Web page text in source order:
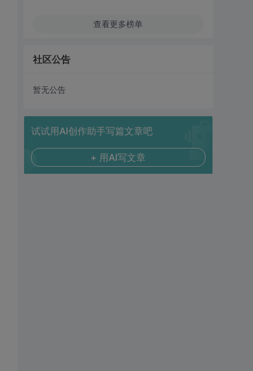
查看更多榜单
社区公告
暂无公告
试试用AI创作助手写篇文章吧
+ 用AI写文章